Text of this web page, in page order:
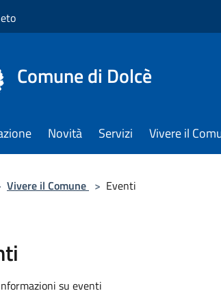
Comune di Dolcè
Novità Servizi Vivere il
Vivere il Comune > Eventi
su eventi